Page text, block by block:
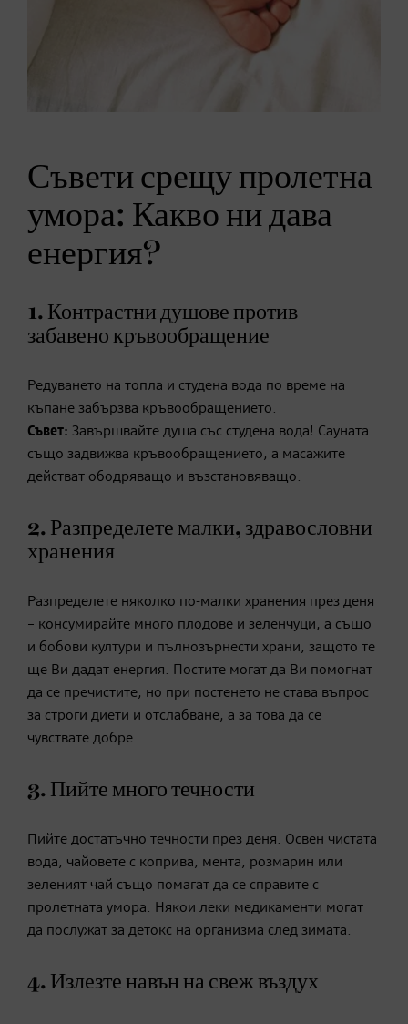
Съвети срещу пролетна
умора: Какво ни дава
енергия?
1. Контрастни душове против
забавено кръвообращение
Редуването на топла и студена вода по време на
къпане забързва кръвообращението.
Съвет: Завършвайте душа със студена вода! Сауната
също задвижва кръвообращението, а масажите
действат ободряващо и възстановяващо.
2. Разпределете малки, здравословни
хранения
Разпределете няколко по-малки хранения през деня
– консумирайте много плодове и зеленчуци, а също
и бобови култури и пълнозърнести храни, защото те
ще Ви дадат енергия. Постите могат да Ви помогнат
да се пречистите, но при постенето не става въпрос
за строги диети и отслабване, а за това да се
чувствате добре.
3. Пийте много течности
Пийте достатъчно течности през деня. Освен чистата
вода, чайовете с коприва, мента, розмарин или
зеленият чай също помагат да се справите с
пролетната умора. Някои леки медикаменти могат
да послужат за детокс на организма след зимата.
4. Излезте навън на свеж въздух